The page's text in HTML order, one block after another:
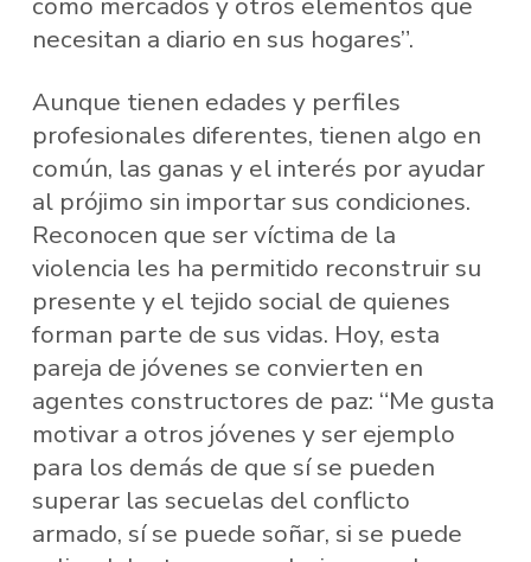
necesitan a diario en sus hogares”.
Aunque tienen edades y perfiles
profesionales diferentes, tienen algo en
común, las ganas y el interés por ayudar
al prójimo sin importar sus condiciones.
Reconocen que ser víctima de la
violencia les ha permitido reconstruir su
presente y el tejido social de quienes
forman parte de sus vidas. Hoy, esta
pareja de jóvenes se convierten en
agentes constructores de paz: “Me gusta
motivar a otros jóvenes y ser ejemplo
para los demás de que sí se pueden
superar las secuelas del conflicto
armado, sí se puede soñar, si se puede